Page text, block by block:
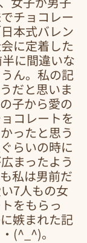
チョコレー
本式バレン
に定着した
に間違いな
ん。私の記
だと思いま
子から愛の
コレートを
ったと思う
らいの時に
まったよう
私は男前だ
7人もの女
をもらっ
嫉まれた記
(^_^)。